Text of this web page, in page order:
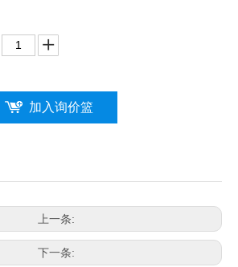
加入询价篮
上一条:
下一条: